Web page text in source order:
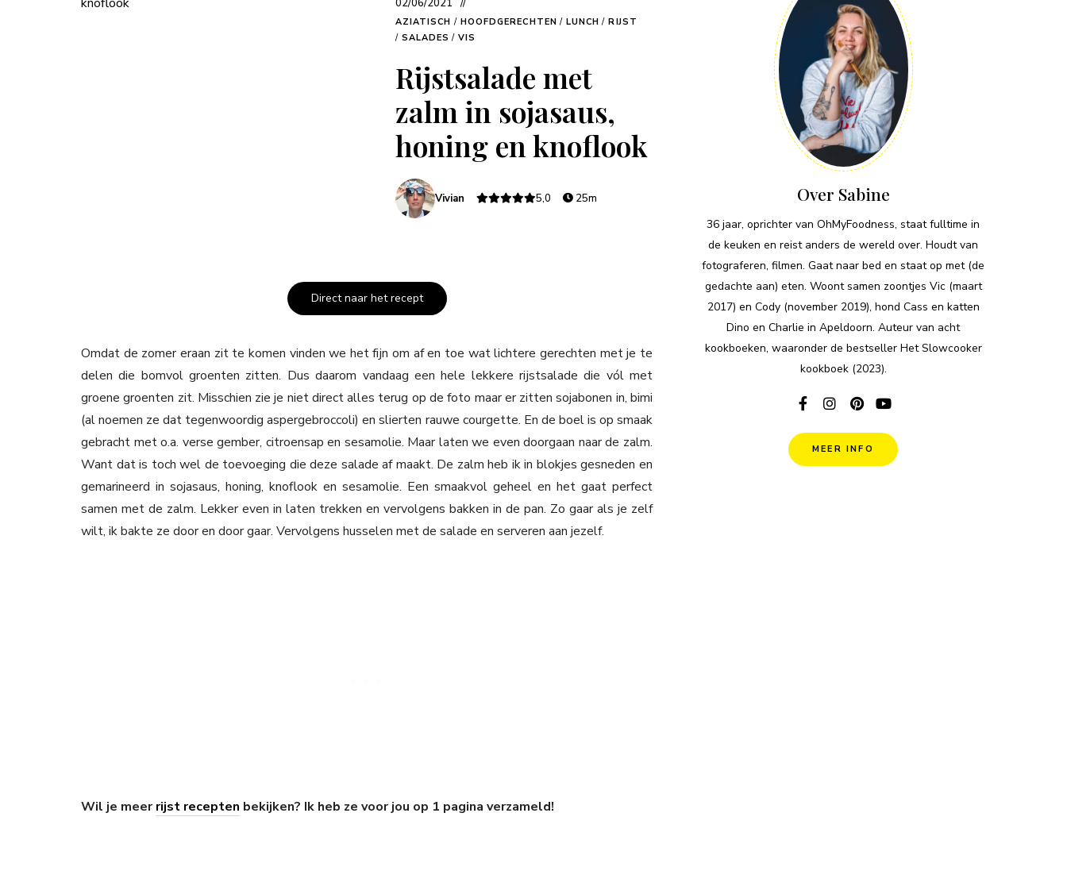
02/06/2021
AZIATISCH / HOOFDGERECHTEN / LUNCH / RIJST
/ SALADES / VIS
Rijstsalade met
zalm in sojasaus,
honing en knoflook
Vivian 5,0 25m
Direct naar het recept
Omdat de zomer eraan zit te komen vinden we het fijn om af en toe wat lichtere gerechten met je te
delen die bomvol groenten zitten. Dus daarom vandaag een hele lekkere rijstsalade die vól met
groene groenten zit. Misschien zie je niet direct alles terug op de foto maar er zitten sojabonen in, bimi
(al noemen ze dat tegenwoordig aspergebroccoli) en slierten rauwe courgette. En de boel is op smaak
gebracht met o.a. verse gember, citroensap en sesamolie. Maar laten we even doorgaan naar de zalm.
Want dat is toch wel de toevoeging die deze salade af maakt. De zalm heb ik in blokjes gesneden en
gemarineerd in sojasaus, honing, knoflook en sesamolie. Een smaakvol geheel en het gaat perfect
samen met de zalm. Lekker even in laten trekken en vervolgens bakken in de pan. Zo gaar als je zelf
wilt, ik bakte ze door en door gaar. Vervolgens husselen met de salade en serveren aan jezelf.
Wil je meerrijst recepten bekijken? Ik heb ze voor jou op 1 pagina verzameld!
Over Sabine
36 jaar, oprichter van OhMyFoodness, staat fulltime in
de keuken en reist anders de wereld over. Houdt van
fotograferen, filmen. Gaat naar bed en staat op met (de
gedachte aan) eten. Woont samen zoontjes Vic (maart
2017) en Cody (november 2019), hond Cass en katten
Dino en Charlie in Apeldoorn. Auteur van acht
kookboeken, waaronder de bestseller Het Slowcooker
kookboek (2023).
MEER INFO